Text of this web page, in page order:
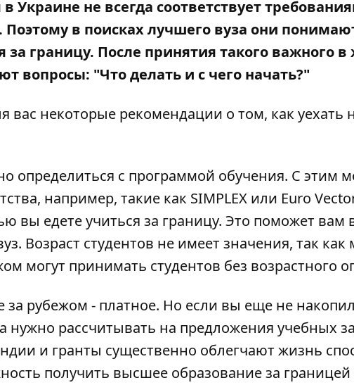
Украине не всегда соответствует
Поэтому в поисках лучшего вуза они
за границу. После принятия такого важного
вопросы: "Что делать и с чего начать?"
вас некоторые рекомендации о том, как уехать
определиться с программой обучения. С этим
например, такие как SIMPLEX или Euro Vector
вы едете учиться за границу. Это поможет вам
Возраст студентов не имеет значения, так как
могут принимать студентов без возрастного
за рубежом - платное. Но если вы еще не
нужно рассчитывать на предложения учебных
и гранты существенно облегчают жизнь
получить высшее образование за